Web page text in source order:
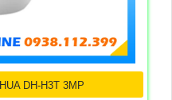
DH-H3T 3MP